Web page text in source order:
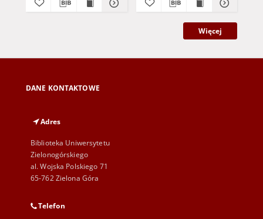
Więcej
DANE KONTAKTOWE
Adres
Biblioteka Uniwersytetu
Zielonogórskiego
al. Wojska Polskiego 71
65-762 Zielona Góra
Telefon